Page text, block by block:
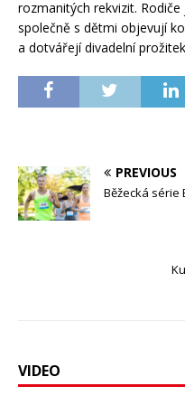
rozmanitých rekvizit.
společně s dětmi objevují
a dotvářejí divadelní
PREVIOUS
Běžecká
VIDEO